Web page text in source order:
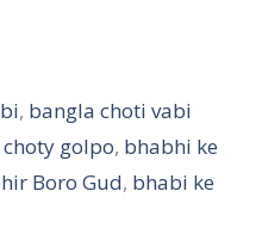
, bangla choti vabi
golpo, bhabhi ke
Boro Gud, bhabi ke